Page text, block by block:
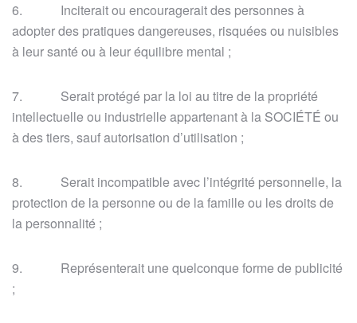
6. Inciterait ou encouragerait des personnes à
adopter des pratiques dangereuses, risquées ou nuisibles
à leur santé ou à leur équilibre mental ;
7. Serait protégé par la loi au titre de la propriété
intellectuelle ou industrielle appartenant à la SOCIÉTÉ ou
à des tiers, sauf autorisation d’utilisation ;
8. Serait incompatible avec l’intégrité personnelle, la
protection de la personne ou de la famille ou les droits de
la personnalité ;
9. Représenterait une quelconque forme de publicité
;